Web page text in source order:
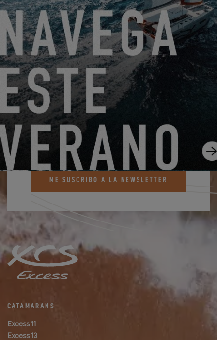
EL EXCESS 14 NOMINADO PARA EL EUROPEAN YACHT
OF THE YEAR (EYOTY) 2023
14.9.22
SUSCRÍBETE AL BOLETÍN DE
EXCESS
Regístrate y mantente informado sobre las
noticias de Excess
ME SUSCRIBO A LA NEWSLETTER
CATAMARANS
Excess 11
Excess 13